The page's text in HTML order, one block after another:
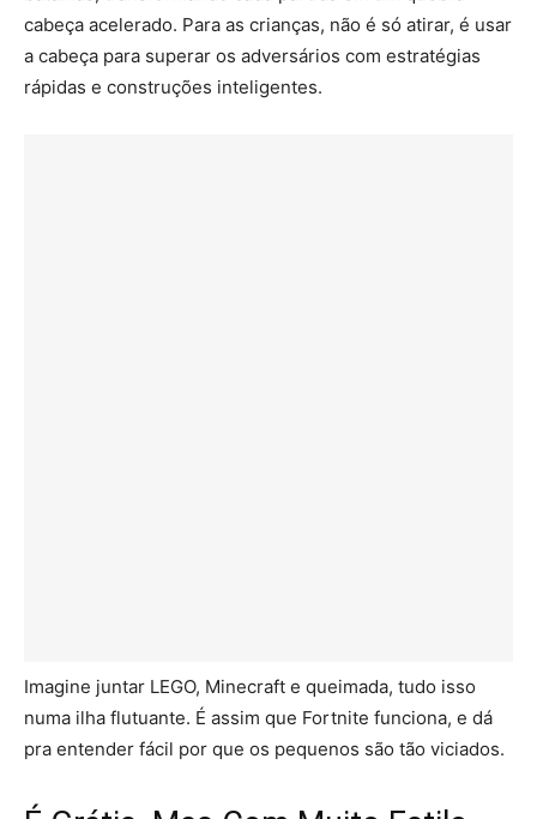
cabeça acelerado. Para as crianças, não é só atirar, é usar
a cabeça para superar os adversários com estratégias
rápidas e construções inteligentes.
Imagine juntar LEGO, Minecraft e queimada, tudo isso
numa ilha flutuante. É assim que Fortnite funciona, e dá
pra entender fácil por que os pequenos são tão viciados.